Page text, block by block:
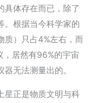
具体存在而已，除了
。根据当今科学家的
质）只占4%左右，而
，居然有96%的宇宙
无法测量出的。
星正是物质文明与科